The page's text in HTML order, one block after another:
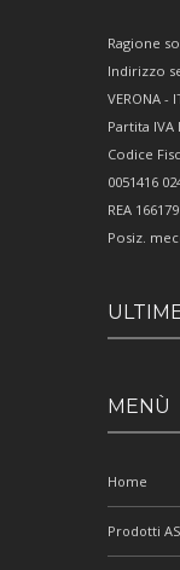
Ragione
Indirizzo
VERONA -
Partita IVA
Codice
0051416
REA
Posiz.
MENÙ
Home
Prodotti